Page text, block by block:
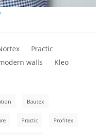
Practic
walls Kleo
Bautex
Practic Profitex